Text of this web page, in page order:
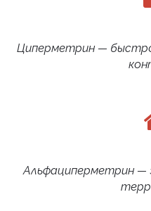
Циперметрин —
Альфациперметрин —